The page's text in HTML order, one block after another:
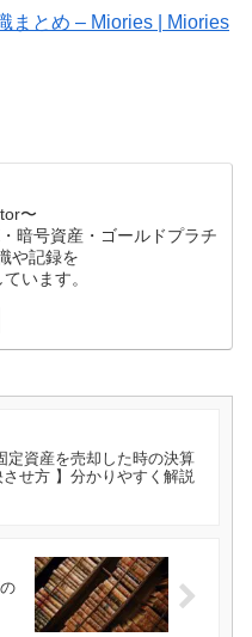
まとめ – Miories | Miories
〜
暗号資産・ゴールドプラチ
や記録を
います。
定資産を売却した時の決算
せ方 】分かりやすく解説